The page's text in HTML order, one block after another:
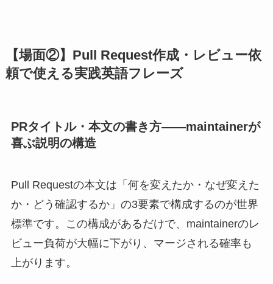
【場面②】Pull Request作成・レビュー依
頼で使える実践英語フレーズ
PRタイトル・本文の書き方——maintainerが
喜ぶ説明の構造
Pull Requestの本文は「何を変えたか・なぜ変えた
か・どう確認するか」の3要素で構成するのが世界
標準です。この構成があるだけで、maintainerのレ
ビュー負荷が大幅に下がり、マージされる確率も
上がります。